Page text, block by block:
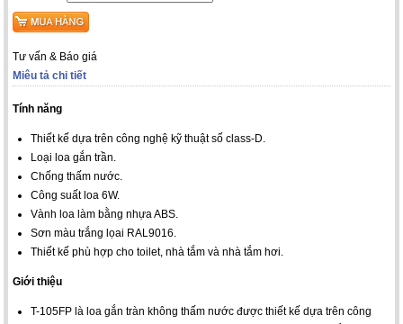
Tư vấn & Báo giá
Miêu tả chi tiết
Tính năng
Thiết kế dựa trên công nghệ kỹ thuật số class-D.
Loại loa gắn trần.
Chống thấm nước.
Công suất loa 6W.
Vành loa làm bằng nhựa ABS.
Sơn màu trắng lọai RAL9016.
Thiết kế phù hợp cho toilet, nhà tắm và nhà tắm hơi.
Giới thiệu
T-105FP là loa gắn tràn không thấm nước được thiết kế dựa trên công